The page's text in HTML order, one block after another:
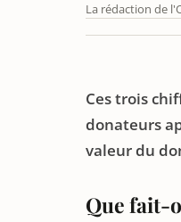
La rédaction de
60 X 73 =
Ces trois
donateurs
valeur du
Que fait-